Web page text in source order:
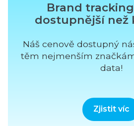
Brand
dostupnější než
Náš cenově dostupný
těm nejmenším
data!
Zjistit víc